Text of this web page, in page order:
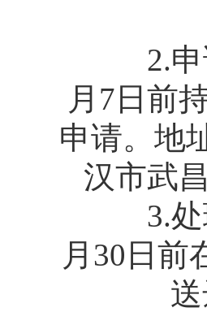
2.申诉
月7日前
申请。地
汉市武
3.处理
月30日前